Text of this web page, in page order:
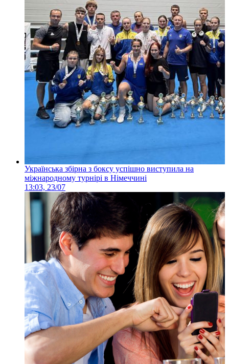
Українська збірна з боксу успішно виступила на
міжнародному турнірі в Німеччині
13:03, 23/07